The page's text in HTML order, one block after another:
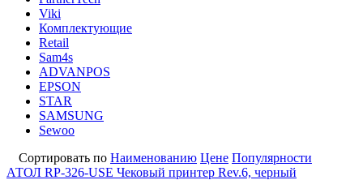
Viki
Комплектующие
Retail
Sam4s
ADVANPOS
EPSON
STAR
SAMSUNG
Sewoo
Сортировать по Наименованию Цене Популярности
АТОЛ RP-326-USE Чековый принтер Rev.6, черный